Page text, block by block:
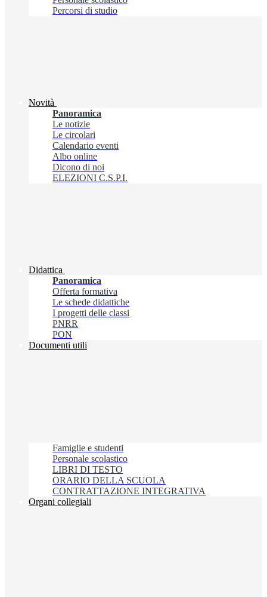
Percorsi di studio
Novità
Panoramica
Le notizie
Le circolari
Calendario eventi
Albo online
Dicono di noi
ELEZIONI C.S.P.I.
Didattica
Panoramica
Offerta formativa
Le schede didattiche
I progetti delle classi
PNRR
PON
Documenti utili
Famiglie e studenti
Personale scolastico
LIBRI DI TESTO
ORARIO DELLA SCUOLA
CONTRATTAZIONE INTEGRATIVA
Organi collegiali